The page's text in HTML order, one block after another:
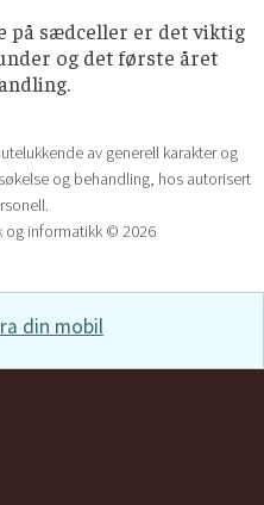
på sædceller er det viktig
og det første året
av generell karakter og
og behandling, hos autorisert
og informatikk © 2026
din mobil